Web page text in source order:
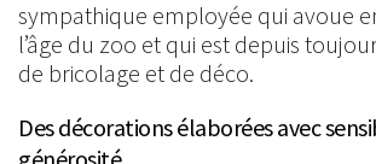
sympathique employée qui avoue
l’âge du zoo et qui est depuis
de bricolage et de déco.
Des décorations élaborées avec